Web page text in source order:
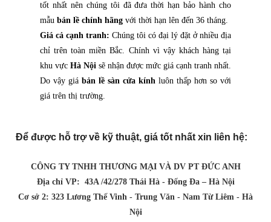
tốt nhất nên chúng tôi đã đưa thời hạn bảo hành cho
mẫu bản lề chính hãng với thời hạn lên đến 36 tháng.
Giá cả cạnh tranh: Chúng tôi có đại lý đặt ở nhiều địa
chỉ trên toàn miền Bắc. Chính vì vậy khách hàng tại
khu vực Hà Nội sẽ nhận được mức giá cạnh tranh nhất.
Do vậy giá bản lề sàn cửa kính luôn thấp hơn so với
giá trên thị trường.
Để được hỗ trợ về kỹ thuật, giá tốt nhất xin liên hệ:
CÔNG TY TNHH THƯƠNG MẠI VÀ DV PT ĐỨC ANH
Địa chỉ VP: 43A /42/278 Thái Hà - Đống Đa – Hà Nội
Cơ sở 2: 323 Lương Thế Vinh - Trung Văn - Nam Từ Liêm - Hà
Nội